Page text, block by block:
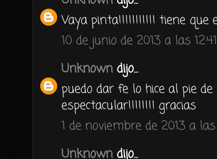
Vaya pinta!!!!!!!!!!! tiene que
10 de junio de 2013 a las 12:41
Unknown dijo...
puedo dar fe lo hice al pie
espectacular!!!!!!!! gracias
1 de noviembre de 2013 a las
Unknown dijo...